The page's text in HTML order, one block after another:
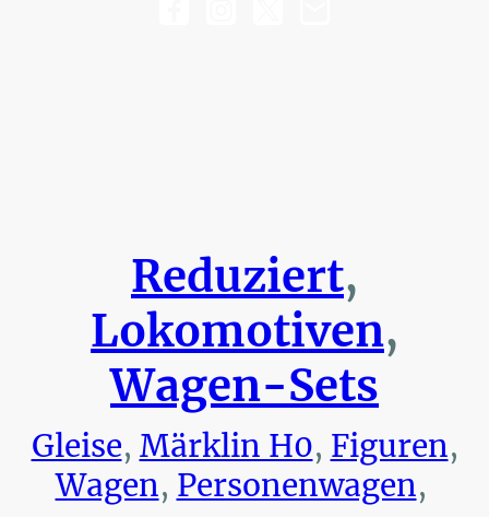
Reduziert,
Lokomotiven,
Wagen-Sets
Gleise, Märklin H0, Figuren,
Wagen, Personenwagen,